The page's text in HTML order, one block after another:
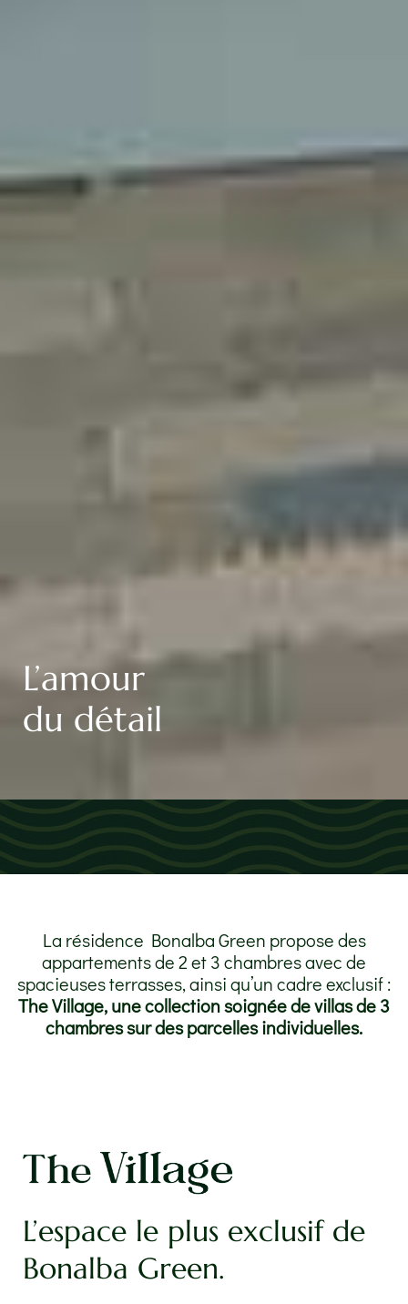
L’amour
du détail
La résidence Bonalba Green propose des
appartements de 2 et 3 chambres avec de
spacieuses terrasses, ainsi qu’un cadre exclusif :
The Village, une collection soignée de villas de 3
chambres sur des parcelles individuelles.
L’espace le plus exclusif de
Bonalba Green.